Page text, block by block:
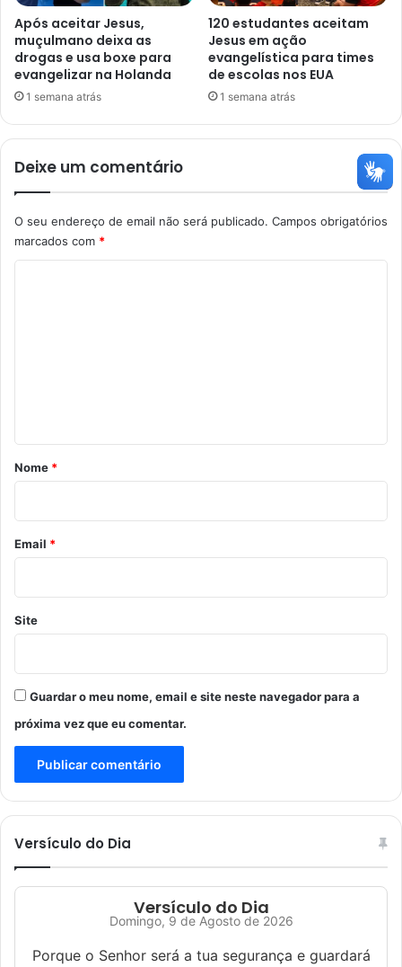
Após aceitar Jesus,
muçulmano deixa as
drogas e usa boxe para
evangelizar na Holanda
1 semana atrás
120 estudantes aceitam
Jesus em ação
evangelística para times
de escolas nos EUA
1 semana atrás
Deixe um comentário
O seu endereço de email não será publicado. Campos obrigatórios
marcados com *
r
i
o
*
Nome *
Email *
Site
Guardar o meu nome, email e site neste navegador para a
próxima vez que eu comentar.
Versículo do Dia
Versículo do Dia
Domingo, 9 de Agosto de 2026
Porque o Senhor será a tua segurança e guardará